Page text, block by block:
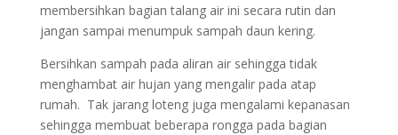
membersihkan bagian talang air ini secara rutin dan
jangan sampai menumpuk sampah daun kering.
Bersihkan sampah pada aliran air sehingga tidak
menghambat air hujan yang mengalir pada atap
rumah. Tak jarang loteng juga mengalami kepanasan
sehingga membuat beberapa rongga pada bagian